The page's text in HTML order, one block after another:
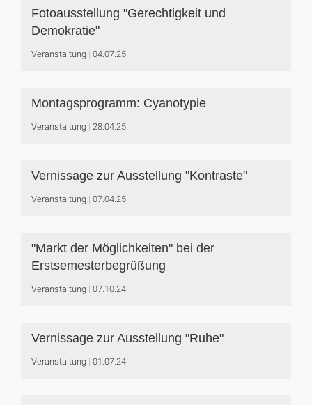
Fotoausstellung "Gerechtigkeit und
Demokratie"
Veranstaltung 04.07.25
Montagsprogramm: Cyanotypie
Veranstaltung 28.04.25
Vernissage zur Ausstellung "Kontraste"
Veranstaltung 07.04.25
"Markt der Möglichkeiten" bei der
Erstsemesterbegrüßung
Veranstaltung 07.10.24
Vernissage zur Ausstellung "Ruhe"
Veranstaltung 01.07.24